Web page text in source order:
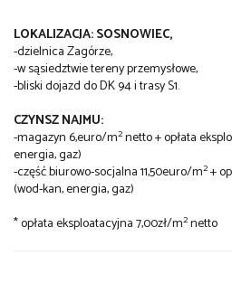
LOKALIZACJA: SOSNOWIEC,
-dzielnica Zagórze,
-w sąsiedztwie tereny przemysłowe,
-bliski dojazd do DK 94 i trasy S1.
CZYNSZ NAJMU:
-magazyn 6,euro/m2netto + opłata
energia, gaz)
-część biurowo-socjalna 11,50euro/m2+
(wod-kan, energia, gaz)
* opłata eksploatacyjna 7,00zł/m2netto